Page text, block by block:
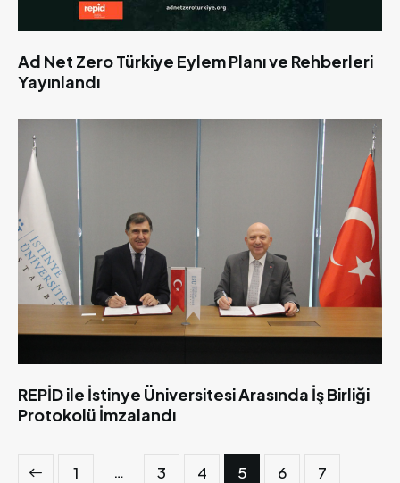
Ad Net Zero Türkiye Eylem Planı ve Rehberleri
Yayınlandı
REPİD ile İstinye Üniversitesi Arasında İş Birliği
Protokolü İmzalandı
1 … 3 4 5 6
7